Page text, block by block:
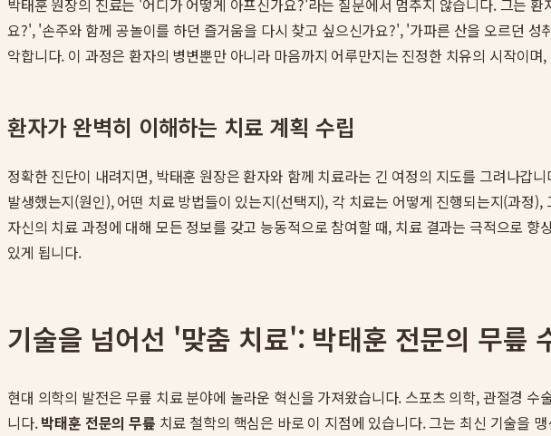
박태훈 원장의 진료는 '어디가 어떻게 아프신가요?'라는 질문에서 멈추지 않습니다. 그는
요?', '손주와 함께 공놀이를 하던 즐거움을 다시 찾고 싶으신가요?', '가파른 산을 오르던
악합니다. 이 과정은 환자의 병변뿐만 아니라 마음까지 어루만지는 진정한 치유의 시작이며,
환자가 완벽히 이해하는 치료 계획 수립
정확한 진단이 내려지면, 박태훈 원장은 환자와 함께 치료라는 긴 여정의 지도를 그려나갑
발생했는지(원인), 어떤 치료 방법들이 있는지(선택지), 각 치료는 어떻게 진행되는지(과
자신의 치료 과정에 대해 모든 정보를 갖고 능동적으로 참여할 때, 치료 결과는 극적으로
있게 됩니다.
기술을 넘어선 '맞춤 치료': 박태훈 전문의 무릎
현대 의학의 발전은 무릎 치료 분야에 놀라운 혁신을 가져왔습니다. 스포츠 의학, 관절경
니다.박태훈 전문의 무릎 치료 철학의 핵심은 바로 이 지점에 있습니다. 그는 최신 기술을